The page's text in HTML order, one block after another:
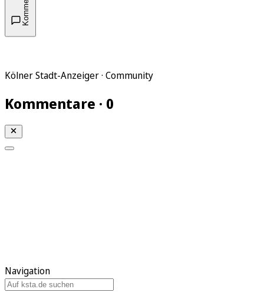
Kölner Stadt-Anzeiger · Community
Kommentare · 0
Navigation